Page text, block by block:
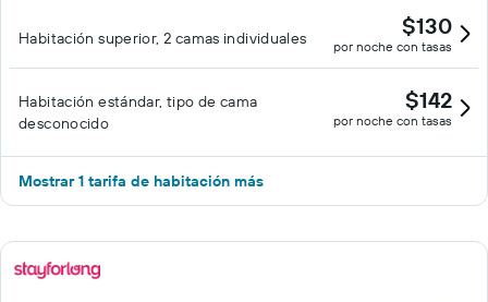
Habitación superior, 2 camas individuales $130
por noche con tasas
Habitación estándar, tipo de cama
desconocido
$142
por noche con tasas
Mostrar 1 tarifa de habitación más